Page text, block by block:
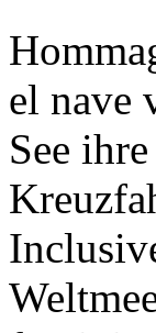
el nave
See